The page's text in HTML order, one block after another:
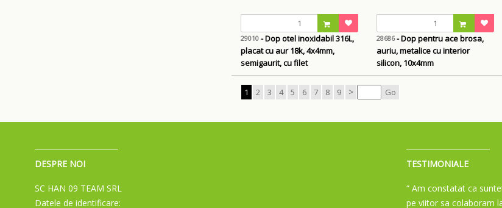
29010- Dop otel inoxidabil 316L,
placat cu aur 18k, 4x4mm,
semigaurit, cu filet
28686- Dop pentru ace brosa,
auriu, metalice cu interior
silicon, 10x4mm
1 2 3 4 5 6 7 8 9 > Go
DESPRE NOI
SC HAN 09 TEAM SRL
Datele de identificare:
TESTIMONIALE
“ Am constatat ca
pe viitor sa colaboram